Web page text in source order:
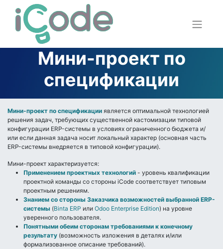
Мини-проект по
спецификации
Мини-проект по спецификации является оптимальной технологией
решения задач, требующих существенной кастомизации типовой
конфигурации ERP-системы в условиях ограниченного бюджета и/
или если данная задача носит локальный характер (основная часть
ERP-системы внедряется в типовой конфигурации).
Мини-проект характеризуется:
Применением проектных технологий - уровень квалификации
проектной команды со стороны iCode соответствует типовым
проектным решениям.
Знанием со стороны Заказчика возможностей выбранной ERP-
системы (Binta ERP или Odoo Enterprise Edition) на уровне
уверенного пользователя.
Понятными обеим сторонам требованиями к конечному
результату (возможность изложения в деталях и/или
формализованное описание требований).